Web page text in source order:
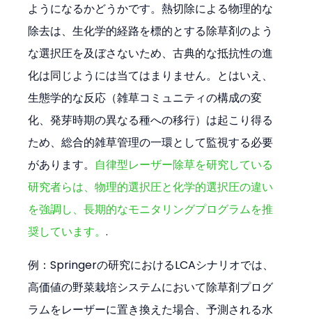
ようになるかどうかです。熱切除による物理的な
除去は、生化学的経路を標的とする除草剤のよう
な選択圧を及ぼさないため、古典的な抵抗性の進
化は同じようには当てはまりません。とはいえ、
生態学的な反応（雑草コミュニティの構成の変
化、発芽時期の異なる種への移行）は起こり得る
ため、総合的雑草管理の一環として監視する必要
があります。 自律型レーザー除草を研究している
研究者らは、物理的選択圧と化学的選択圧の違い
を強調し、長期的なモニタリングプログラムを推
奨しています。.
例：Springerの研究におけるLCAシナリオでは、
高価値の野菜栽培システムにおいて除草剤プログ
ラムをレーザーに置き換えた場合、予測される水